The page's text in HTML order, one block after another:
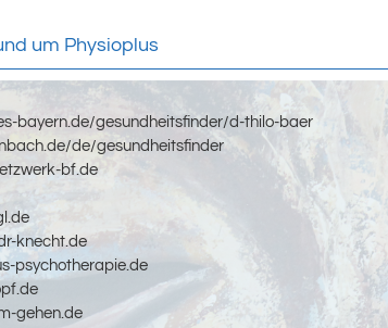
um Physioplus
bayern.de/gesundheitsfinder/d-thilo-baer
de/gesundheitsfinder
bf.de
knecht.de
psychotherapie.de
gehen.de